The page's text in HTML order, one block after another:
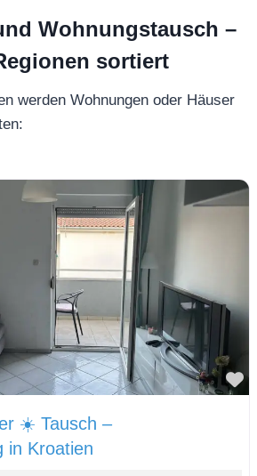
Wohnungstausch –
sortiert
werden Wohnungen oder Häuser
☀️ Tausch –
in Kroatien